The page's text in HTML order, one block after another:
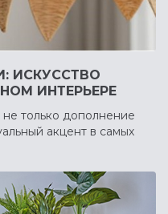
ИСКУССТВО
ИНТЕРЬЕРЕ
только дополнение
акцент в самых